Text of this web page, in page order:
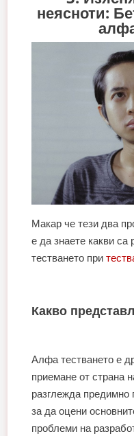
неясноти:
Макар че тези два
е да знаете какви
тестването при
Какво
Алфа тестването е
приемане от страна
разглежда предимно
за да оцени
проблеми на